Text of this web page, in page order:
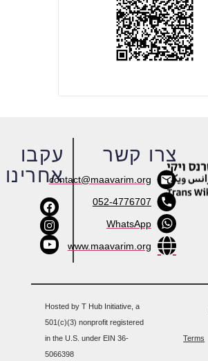
עקבו
אחרינו
צרו קשר
contact@maavarim.org
052-4776707
WhatsApp
www.maavarim.org
Hosted by T Hub Initiative, a
501(c)(3) nonprofit registered
in the U.S. under EIN 36-
5066398
Terms